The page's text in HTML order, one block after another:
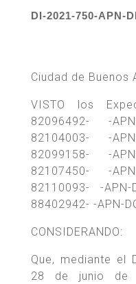
DI-2021-750-APN-
Ciudad de Buenos
VISTO los
82096492- -
82104003- -
82099158- -
82107450- -
82110093- -APN-
88402942- -APN-
CONSIDERANDO:
Que, mediante el
28 de junio de